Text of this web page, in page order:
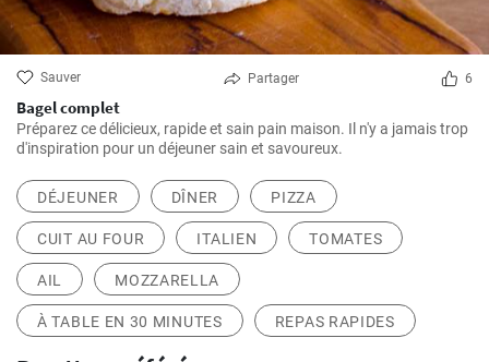
Sauver Partager 6
Bagel complet
Préparez ce délicieux, rapide et sain pain maison. Il n'y a jamais trop
d'inspiration pour un déjeuner sain et savoureux.
DÉJEUNER DÎNER PIZZA
CUIT AU FOUR ITALIEN TOMATES
AIL MOZZARELLA
À TABLE EN 30 MINUTES REPAS RAPIDES